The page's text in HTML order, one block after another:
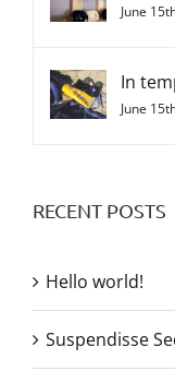
June
In
June
RECENT POSTS
Hello world!
Suspendisse